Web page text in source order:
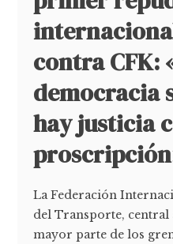
contra CFK:
democracia
hay justicia
La Federación
del Transporte, central
mayor parte de los